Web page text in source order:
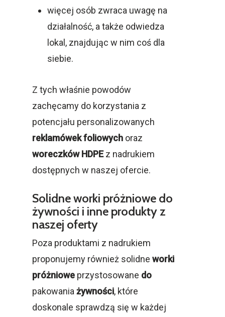
więcej osób zwraca uwagę na
działalność, a także odwiedza
lokal, znajdując w nim coś dla
siebie.
Z tych właśnie powodów
zachęcamy do korzystania z
potencjału personalizowanych
reklamówek foliowych oraz
woreczków HDPEz nadrukiem
dostępnych w naszej ofercie.
Solidne worki próżniowe do
żywności i inne produkty z
naszej oferty
Poza produktami z nadrukiem
proponujemy również solidne worki
próżniowe przystosowane do
pakowania żywności, które
doskonale sprawdzą się w każdej